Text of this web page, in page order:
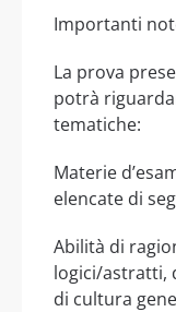
Importanti
La prova
potrà
tematiche:
Materie
elencate di
Abilità di
logici/astratti,
di cultura